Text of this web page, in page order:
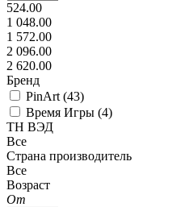
524.00
1 048.00
1 572.00
2 096.00
2 620.00
Бренд
PinArt (43)
Время Игры (4)
ТН ВЭД
Все
Страна производитель
Все
Возраст
От